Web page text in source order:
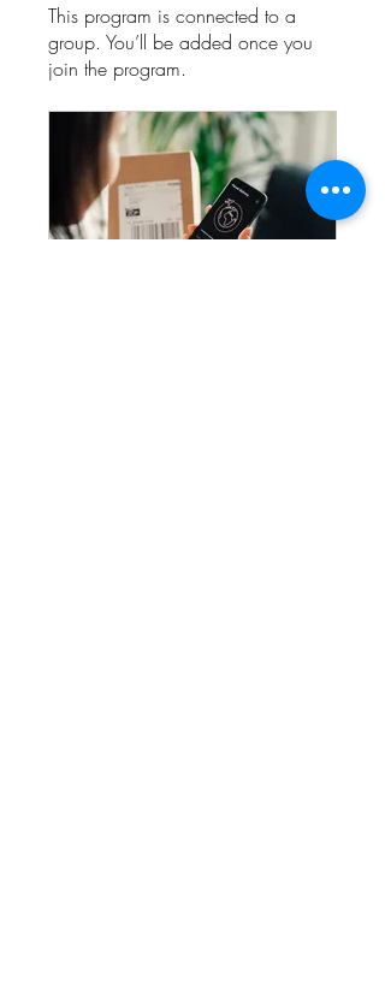
This program is connected to a
group. You’ll be added once you
join the program.